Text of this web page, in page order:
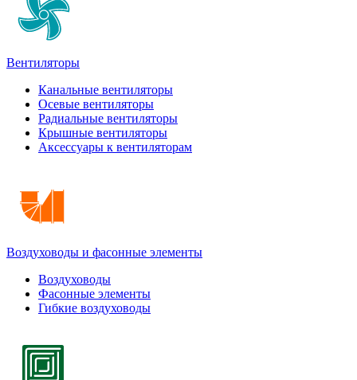
Вентиляторы
Канальные вентиляторы
Осевые вентиляторы
Радиальные вентиляторы
Крышные вентиляторы
Аксессуары к вентиляторам
Воздуховоды и фасонные элементы
Воздуховоды
Фасонные элементы
Гибкие воздуховоды